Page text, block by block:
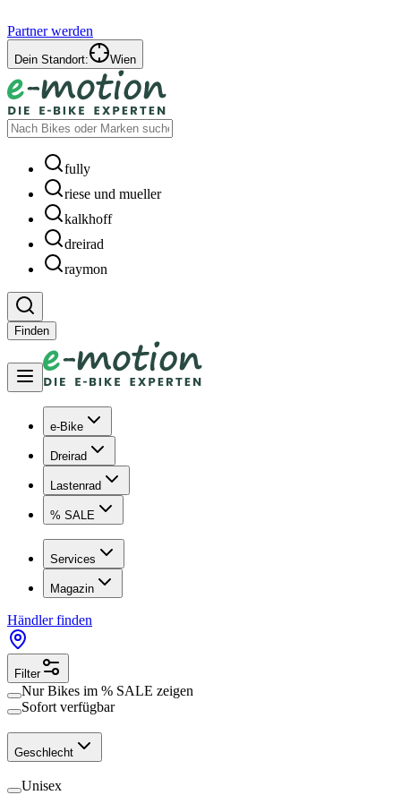
Partner werden
Dein Standort: Wien
fully
riese und mueller
kalkhoff
dreirad
raymon
Finden
e-Bike
Dreirad
Lastenrad
% SALE
Services
Magazin
Händler finden
Filter
Nur Bikes im % SALE zeigen
Sofort verfügbar
Geschlecht
Unisex